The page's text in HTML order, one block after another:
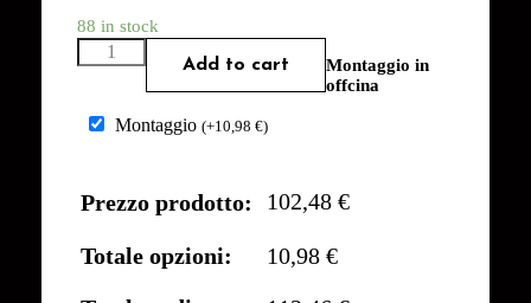
88 in stock
Add to cart
Montaggio in
offcina
Montaggio (+10,98 €)
Prezzo prodotto: 102,48 €
Totale opzioni:
10,98 €